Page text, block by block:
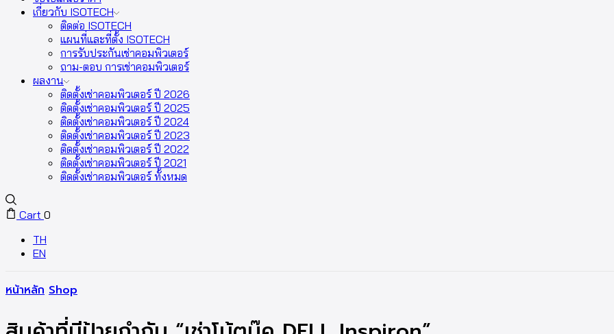
เกี่ยวกับ ISOTECH
ติดต่อ ISOTECH
แผนที่และที่ตั้ง ISOTECH
การรับประกันเช่าคอมพิวเตอร์
ถาม-ตอบ การเช่าคอมพิวเตอร์
ผลงาน
ติดตั้งเช่าคอมพิวเตอร์ ปี 2026
ติดตั้งเช่าคอมพิวเตอร์ ปี 2025
ติดตั้งเช่าคอมพิวเตอร์ ปี 2024
ติดตั้งเช่าคอมพิวเตอร์ ปี 2023
ติดตั้งเช่าคอมพิวเตอร์ ปี 2022
ติดตั้งเช่าคอมพิวเตอร์ ปี 2021
ติดตั้งเช่าคอมพิวเตอร์ ทั้งหมด
Cart 0
TH
EN
หน้าหลัก Shop